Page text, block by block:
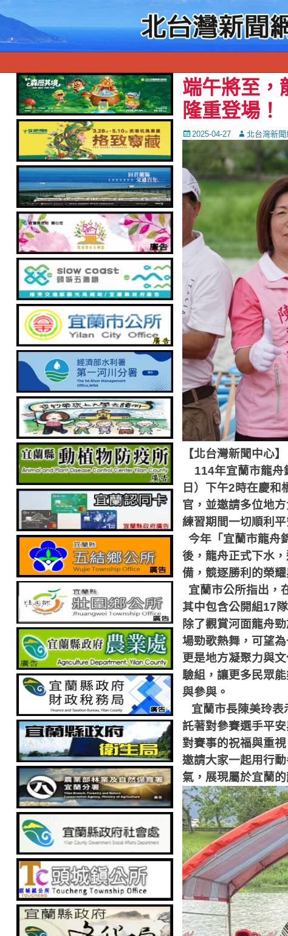
端午將至，
隆重登場！
Posted
on
2025-04-27 Autor北台灣新聞
【北台灣新聞中心】
114年宜蘭市龍舟
日）下午2時在慶和
官，並邀請多位地
練習期間一切順利
今年「宜蘭市龍舟
後，龍舟正式下水
備，競逐勝利的榮
宜蘭市公所指出，
其中包含公開組17
除了觀賞河面龍舟
場勁歌熱舞，可望
更是地方凝聚力與
驗組，讓更多民眾
與參與。
宜蘭市長陳美玲
託著對參賽選手平
對賽事的祝福與重
邀請大家一起用行
氣，展現屬於宜蘭的